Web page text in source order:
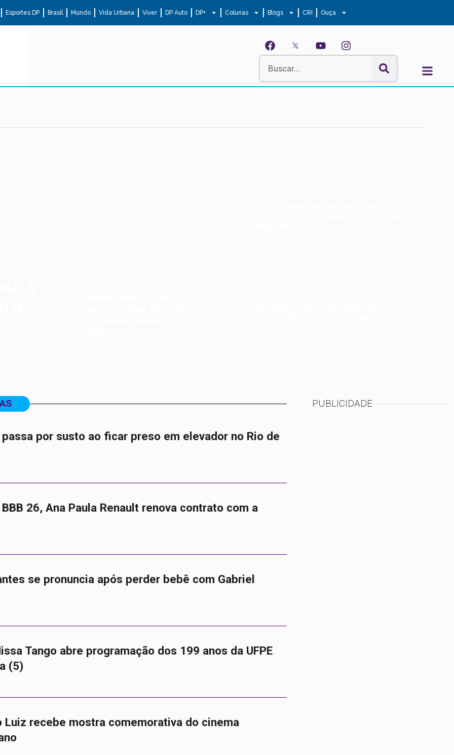
Esportes DP Brasil Mundo Vida Urbana Viver DP Auto DP+ Colunas Blogs CRI Ouça
por susto ao ficar preso em elevador no Rio de
26, Ana Paula Renault renova contrato com a
se pronuncia após perder bebê com Gabriel
Tango abre programação dos 199 anos da UFPE
(5)
Luiz recebe mostra comemorativa do cinema
PUBLICIDADE